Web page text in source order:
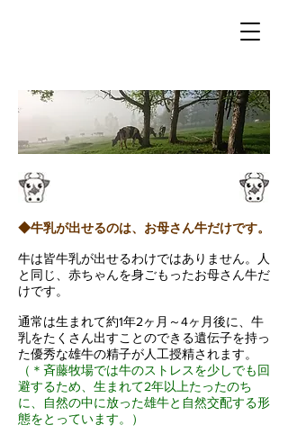
◆牛乳が出せるのは、お母さん牛だけです。
牛は皆牛乳が出せるわけではありません。人
と同じ、赤ちゃんを身ごもったお母さん牛だ
けです。
通常は生まれて約1年2ヶ月～4ヶ月後に、牛
乳をたくさん出すことのできる遺伝子を持っ
た優秀な雄牛の精子が人工授精されます。
（＊斉藤牧場では牛のストレスを少しでも回
避するため、生まれて2年以上たったのち
に、自然の中に放った雄牛と自然交配する形
態をとっています。）